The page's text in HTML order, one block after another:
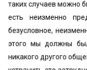
таких случаев можно
есть неизменно
безусловное,
этого мы должны
никакого другого